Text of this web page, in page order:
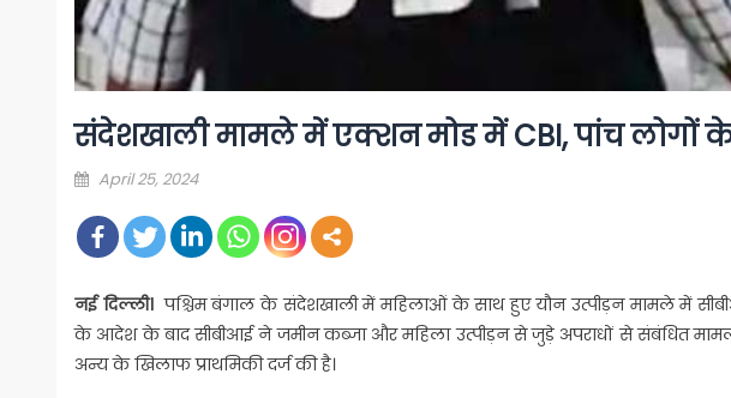
संदेशखाली मामले में एक्शन मोड में CBI, पांच लोगों के
Posted
April 25, 2024
नई दिल्ली।पश्चिम बंगाल के संदेशखाली में महिलाओं के साथ हुए यौन उत्पीड़न मामले में
के आदेश के बाद सीबीआई ने जमीन कब्जा और महिला उत्पीड़न से जुड़े अपराधों से संबंधित
अन्य के खिलाफ प्राथमिकी दर्ज की है।